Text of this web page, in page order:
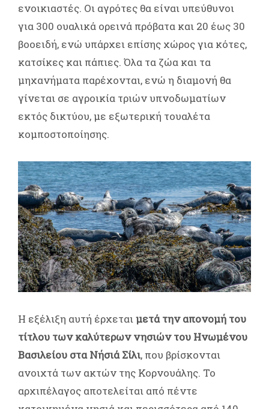
ενοικιαστές. Οι αγρότες θα είναι υπεύθυνοι
για 300 ουαλικά ορεινά πρόβατα και 20 έως 30
βοοειδή, ενώ υπάρχει επίσης χώρος για κότες,
κατσίκες και πάπιες. Όλα τα ζώα και τα
μηχανήματα παρέχονται, ενώ η διαμονή θα
γίνεται σε αγροικία τριών υπνοδωματίων
εκτός δικτύου, με εξωτερική τουαλέτα
κομποστοποίησης.
Η εξέλιξη αυτή έρχεταιμετά την απονομή του
τίτλου των καλύτερων νησιών του Ηνωμένου
Βασιλείου στα Νήσιά Σίλι, που βρίσκονται
ανοιχτά των ακτών της Κορνουάλης. Το
αρχιπέλαγος αποτελείται από πέντε